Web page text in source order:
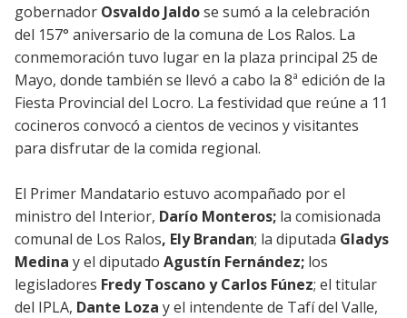
gobernador Osvaldo Jaldose sumó a la celebración
del 157° aniversario de la comuna de Los Ralos. La
conmemoración tuvo lugar en la plaza principal 25 de
Mayo, donde también se llevó a cabo la 8ª edición de la
Fiesta Provincial del Locro. La festividad que reúne a 11
cocineros convocó a cientos de vecinos y visitantes
para disfrutar de la comida regional.
El Primer Mandatario estuvo acompañado por el
ministro del Interior, Darío Monteros; la comisionada
comunal de Los Ralos, Ely Brandan; la diputada Gladys
Medina y el diputado Agustín Fernández; los
legisladores Fredy Toscano y Carlos Fúnez; el titular
del IPLA, Dante Loza y el intendente de Tafí del Valle,